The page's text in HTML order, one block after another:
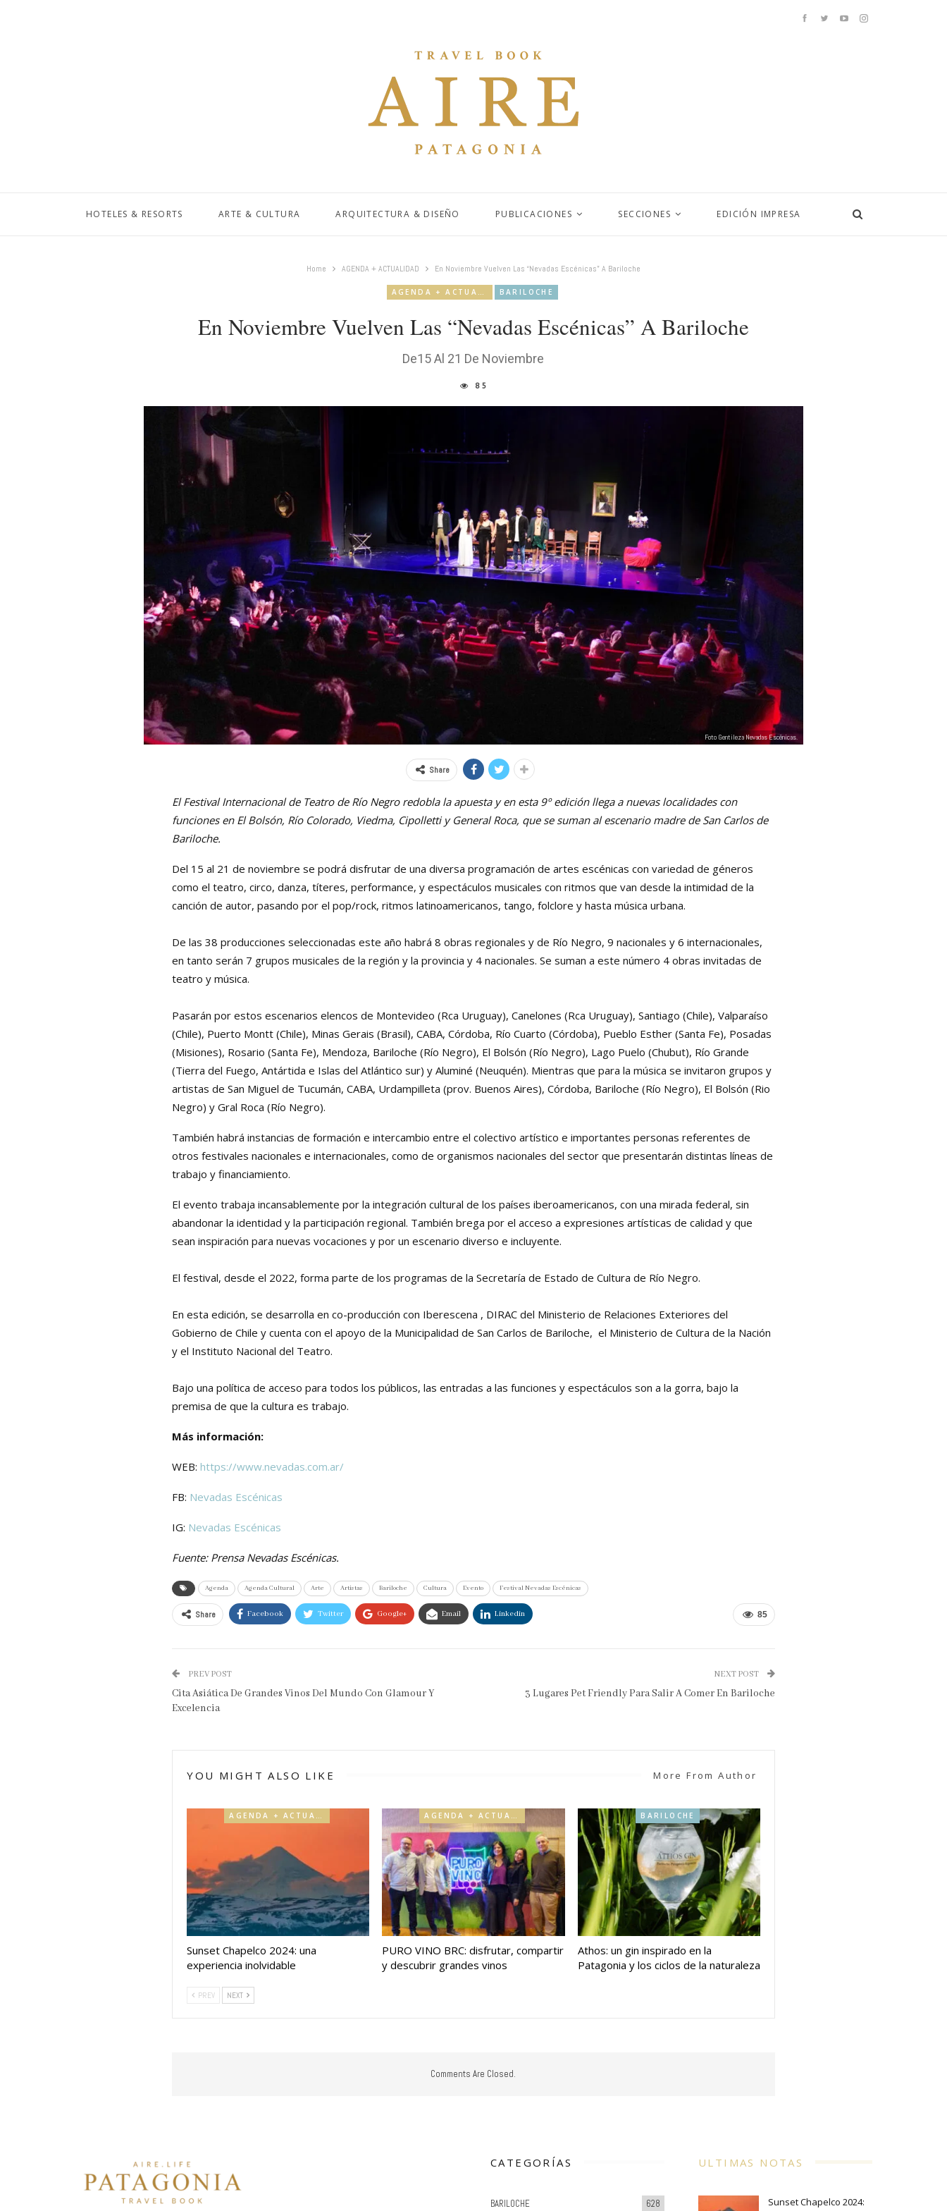
HOTELES & RESORTS ARTE & CULTURA ARQUITECTURA & DISEÑO PUBLICACIONES SECCIONES EDICIÓN IMPRESA
Home AGENDA + ACTUALIDAD En Noviembre Vuelven Las “Nevadas Escénicas” A Bariloche
AGENDA + ACTUALIDAD BARILOCHE
En Noviembre Vuelven Las “Nevadas Escénicas” A Bariloche
De15 Al 21 De Noviembre
85
Foto Gentileza Nevadas Escénicas.
Share
El Festival Internacional de Teatro de Río Negro redobla la apuesta y en esta 9º edición llega a nuevas localidades con
funciones en El Bolsón, Río Colorado, Viedma, Cipolletti y General Roca, que se suman al escenario madre de San Carlos de
Bariloche.
Del 15 al 21 de noviembre se podrá disfrutar de una diversa programación de artes escénicas con variedad de géneros
como el teatro, circo, danza, títeres, performance, y espectáculos musicales con ritmos que van desde la intimidad de la
canción de autor, pasando por el pop/rock, ritmos latinoamericanos, tango, folclore y hasta música urbana.
De las 38 producciones seleccionadas este año habrá 8 obras regionales y de Río Negro, 9 nacionales y 6 internacionales,
en tanto serán 7 grupos musicales de la región y la provincia y 4 nacionales. Se suman a este número 4 obras invitadas de
teatro y música.
Pasarán por estos escenarios elencos de Montevideo (Rca Uruguay), Canelones (Rca Uruguay), Santiago (Chile), Valparaíso
(Chile), Puerto Montt (Chile), Minas Gerais (Brasil), CABA, Córdoba, Río Cuarto (Córdoba), Pueblo Esther (Santa Fe), Posadas
(Misiones), Rosario (Santa Fe), Mendoza, Bariloche (Río Negro), El Bolsón (Río Negro), Lago Puelo (Chubut), Río Grande
(Tierra del Fuego, Antártida e Islas del Atlántico sur) y Aluminé (Neuquén). Mientras que para la música se invitaron grupos y
artistas de San Miguel de Tucumán, CABA, Urdampilleta (prov. Buenos Aires), Córdoba, Bariloche (Río Negro), El Bolsón (Rio
Negro) y Gral Roca (Río Negro).
También habrá instancias de formación e intercambio entre el colectivo artístico e importantes personas referentes de
otros festivales nacionales e internacionales, como de organismos nacionales del sector que presentarán distintas líneas de
trabajo y financiamiento.
El evento trabaja incansablemente por laintegración cultural de los países iberoamericanos, con una mirada federal, sin
abandonar la identidad y la participación regional. También brega por el acceso a expresiones artísticas de calidad y que
sean inspiración para nuevas vocaciones y por un escenario diverso e incluyente.
El festival, desde el 2022, forma parte de los programas de la Secretaría de Estado de Cultura de Río Negro.
En esta edición, se desarrolla en co-producción con Iberescena , DIRAC del Ministerio de Relaciones Exteriores del
Gobierno de Chile y cuenta con el apoyo de la Municipalidad de San Carlos de Bariloche, el Ministerio de Cultura de la Nación
y el Instituto Nacional del Teatro.
Bajo una política de acceso para todos los públicos, las entradas a las funciones y espectáculos son a la gorra, bajo la
premisa de que la cultura es trabajo.
Más información:
WEB:https://www.nevadas.com.ar/
FB: Nevadas Escénicas
IG: Nevadas Escénicas
Fuente: Prensa Nevadas Escénicas.
Agenda Agenda Cultural Arte Artistas Bariloche Cultura Evento Festival Nevadas Escénicas
85
Share Facebook Twitter Google+ Email Linkedin
PREV POST
Cita Asiática De Grandes Vinos Del Mundo Con Glamour Y
Excelencia
NEXT POST
3 Lugares Pet Friendly Para Salir A Comer En Bariloche
YOU MIGHT ALSO LIKE More From Author
Sunset Chapelco 2024: una
experiencia inolvidable
PURO VINO BRC: disfrutar, compartir
y descubrir grandes vinos
BARILOCHE
Athos: un gin inspirado en la
Patagonia y los ciclos de la naturaleza
PREV NEXT
Comments Are Closed.
CATEGORÍAS
BARILOCHE 628
ULTIMAS NOTAS
Sunset Chapelco 2024: